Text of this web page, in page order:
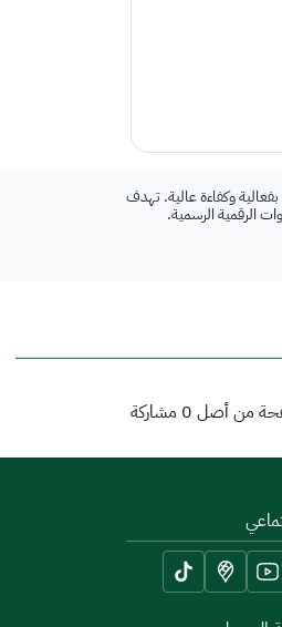
وكفاءة عالية. تهدف
الرقمية الرسمية.
من أصل 0 مشاركة